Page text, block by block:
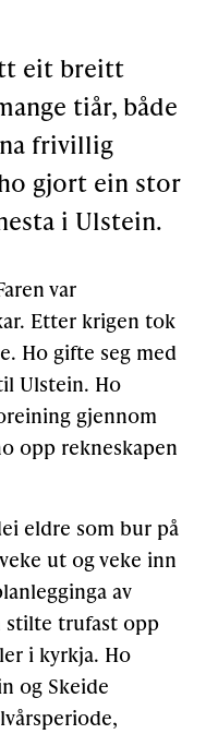
eit breitt
tiår, både
frivillig
gjort ein stor
i Ulstein.
var
Etter krigen tok
Ho gifte seg med
Ulstein. Ho
gjennom
opp rekneskapen
eldre som bur på
ut og veke inn
av
stilte trufast opp
i kyrkja. Ho
og Skeide